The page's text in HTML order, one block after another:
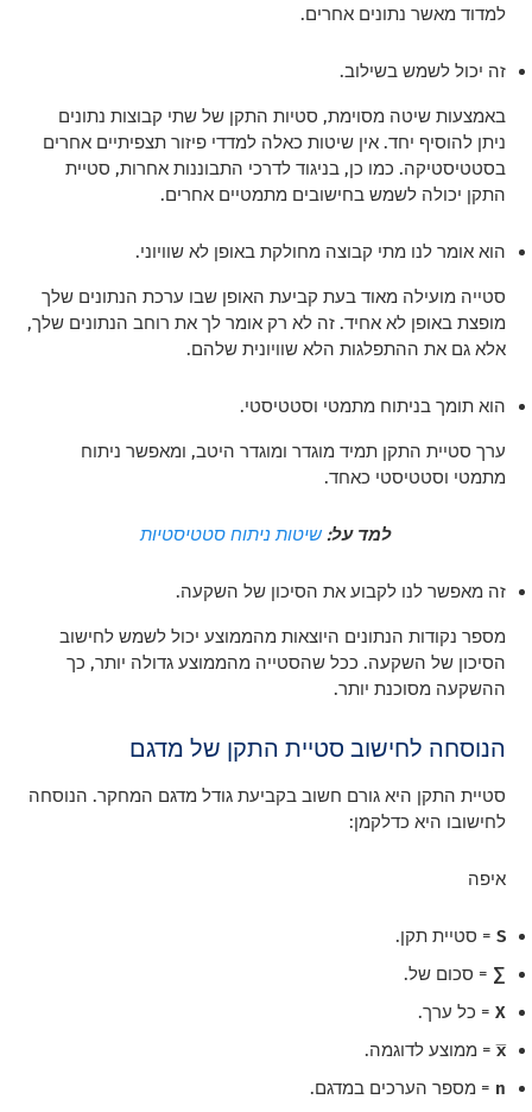
למדוד מאשר נתונים אחרים.
זה יכול לשמש בשילוב.
באמצעות שיטה מסוימת, סטיות התקן של שתי קבוצות נתונים
ניתן להוסיף יחד. אין שיטות כאלה למדדי פיזור תצפיתיים אחרים
בסטטיסטיקה. כמו כן, בניגוד לדרכי התבוננות אחרות, סטיית
התקן יכולה לשמש בחישובים מתמטיים אחרים.
הוא אומר לנו מתי קבוצה מחולקת באופן לא שוויוני.
סטייה מועילה מאוד בעת קביעת האופן שבו ערכת הנתונים שלך
מופצת באופן לא אחיד. זה לא רק אומר לך את רוחב הנתונים שלך,
אלא גם את ההתפלגות הלא שוויונית שלהם.
הוא תומך בניתוח מתמטי וסטטיסטי.
ערך סטיית התקן תמיד מוגדר ומוגדר היטב, ומאפשר ניתוח
מתמטי וסטטיסטי כאחד.
למד על: שיטות ניתוח סטטיסטיות
זה מאפשר לנו לקבוע את הסיכון של השקעה.
מספר נקודות הנתונים היוצאות מהממוצע יכול לשמש לחישוב
הסיכון של השקעה. ככל שהסטייה מהממוצע גדולה יותר, כך
ההשקעה מסוכנת יותר.
הנוסחה לחישוב סטיית התקן של מדגם
סטיית התקן היא גורם חשוב בקביעת גודל מדגם המחקר. הנוסחה
לחישובו היא כדלקמן:
איפה
S = סטיית תקן.
∑ = סכום של.
X = כל ערך.
x̅= ממוצע לדוגמה.
n = מספר הערכים במדגם.